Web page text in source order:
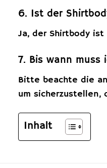
6. Ist der
Ja, der Shirtbody
7. Bis wann
Bitte beachte die
um sicherzustellen,
Inhalt